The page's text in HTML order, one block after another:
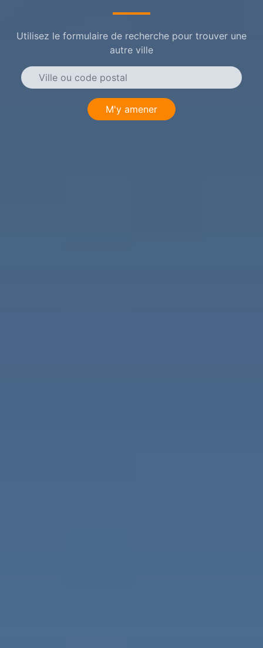
Utilisez le formulaire de recherche pour trouver une
autre ville
M'y amener